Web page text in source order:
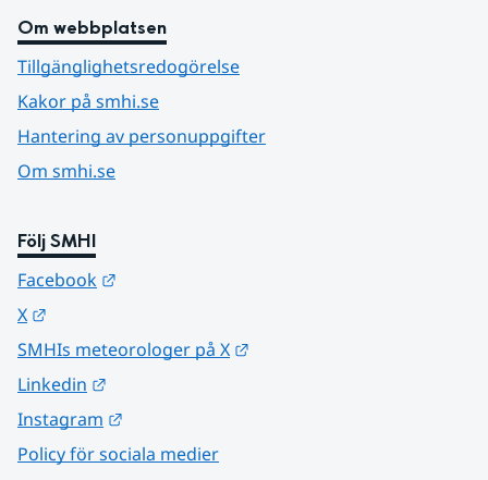
Om webbplatsen
Tillgänglighetsredogörelse
Kakor på smhi.se
Hantering av personuppgifter
Om smhi.se
Följ SMHI
Facebook
X
SMHIs meteorologer på X
Linkedin
Instagram
Policy för sociala medier